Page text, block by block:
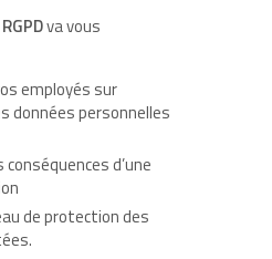
va vous
employés sur
données personnelles
d’une
de protection des